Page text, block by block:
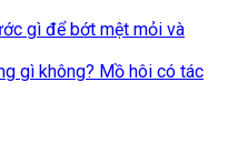
gì để bớt mệt mỏi và
gì không? Mồ hôi có tác